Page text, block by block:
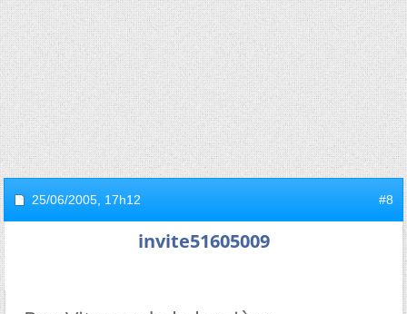
25/06/2005, 17h12 #8
invite51605009